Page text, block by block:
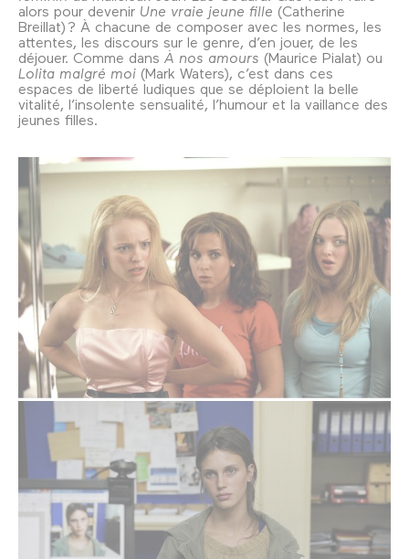
alors pour devenir Une vraie jeune fille (Catherine
Breillat) ? À chacune de composer avec les normes, les
attentes, les discours sur le genre, d’en jouer, de les
déjouer. Comme dans À nos amours (Maurice Pialat) ou
Lolita malgré moi (Mark Waters), c’est dans ces
espaces de liberté ludiques que se déploient la belle
vitalité, l’insolente sensualité, l’humour et la vaillance des
jeunes filles.